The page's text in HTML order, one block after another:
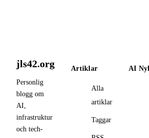
jls42.org
Personlig
blogg om
AI,
infrastruktur
och tech-
Artiklar
Alla
artiklar
Taggar
AI